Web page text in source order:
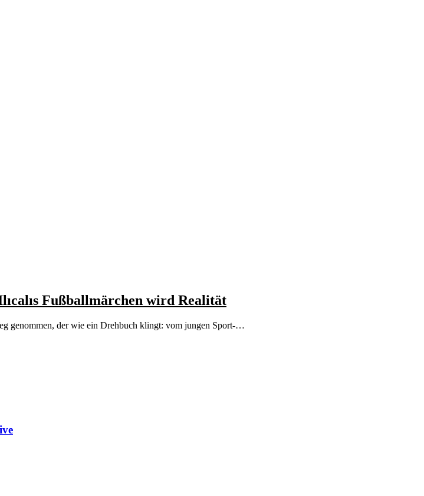
Fußballmärchen wird Realität
genommen, der wie ein Drehbuch klingt: vom jungen Sport-…